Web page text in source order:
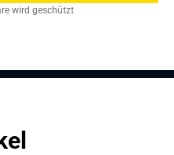
wird geschützt